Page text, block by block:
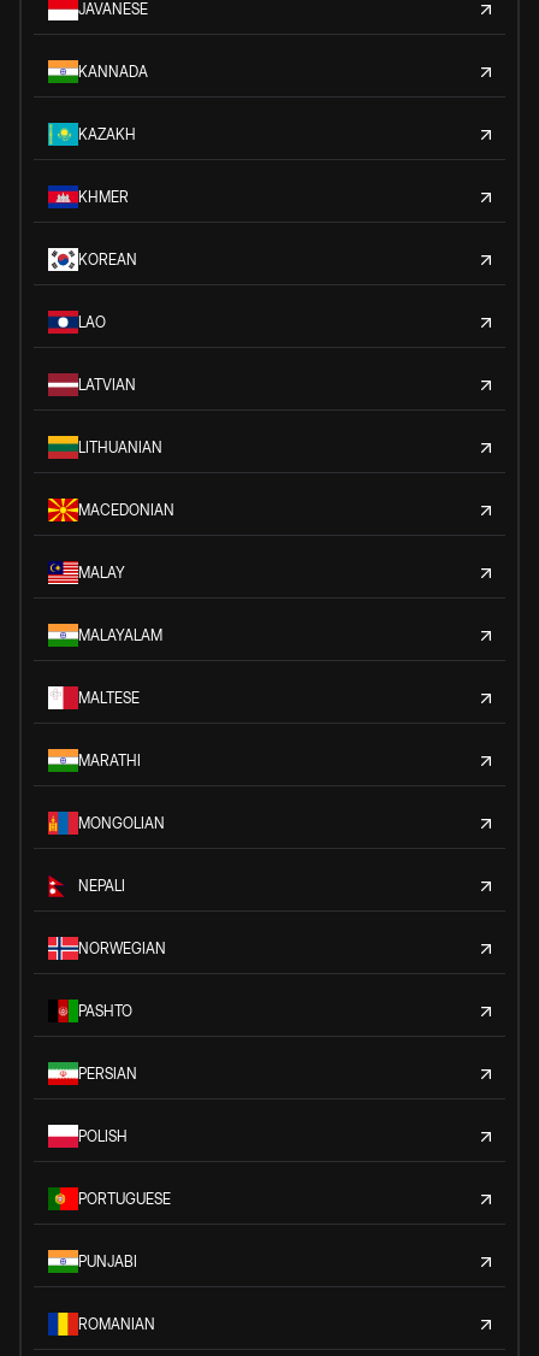
JAVANESE
KANNADA
KAZAKH
KHMER
KOREAN
LAO
LATVIAN
LITHUANIAN
MACEDONIAN
MALAY
MALAYALAM
MALTESE
MARATHI
MONGOLIAN
NEPALI
NORWEGIAN
PASHTO
PERSIAN
POLISH
PORTUGUESE
PUNJABI
ROMANIAN